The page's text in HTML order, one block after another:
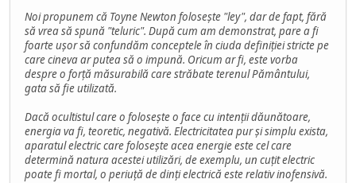
Noi propunem că Toyne Newton folosește "ley", dar de fapt, fără
să vrea să spună "teluric". După cum am demonstrat, pare a fi
foarte ușor să confundăm conceptele în ciuda definiției stricte pe
care cineva ar putea să o impună. Oricum ar fi, este vorba
despre o forță măsurabilă care străbate terenul Pământului,
gata să fie utilizată.
Dacă ocultistul care o folosește o face cu intenții dăunătoare,
energia va fi, teoretic, negativă. Electricitatea pur și simplu exista,
aparatul electric care folosește acea energie este cel care
determină natura acestei utilizări, de exemplu, un cuțit electric
poate fi mortal, o periuță de dinți electrică este relativ inofensivă.